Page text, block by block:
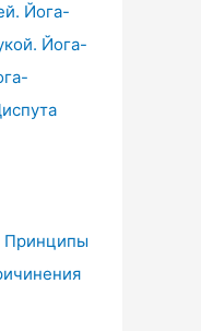
Йога-
Йога-
Принципы